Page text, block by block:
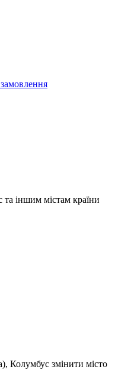
іншим містам країни
Колумбус змінити місто